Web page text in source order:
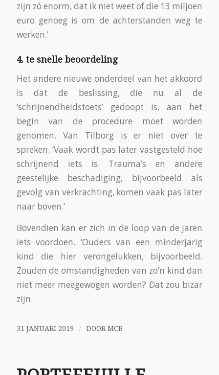
zijn zó enorm, dat ik niet weet of die 13 miljoen
euro genoeg is om de achterstanden weg te
werken.’
4. te snelle beoordeling
Het andere nieuwe onderdeel van het akkoord
is dat de beslissing, die nu al de
‘schrijnendheidstoets’ gedoopt is, aan het
begin van de procedure moet worden
genomen. Van Tilborg is er niet over te
spreken. ‘Vaak wordt pas later vastgesteld hoe
schrijnend iets is. Trauma’s en andere
geestelijke beschadiging, bijvoorbeeld als
gevolg van verkrachting, komen vaak pas later
naar boven.’
Bovendien kan er zich in de loop van de jaren
iets voordoen. ‘Ouders van een minderjarig
kind die hier verongelukken, bijvoorbeeld.
Zouden de omstandigheden van zo’n kind dan
niet meer meegewogen worden? Dat zou bizar
zijn.
31 JANUARI 2019 / DOOR MCB